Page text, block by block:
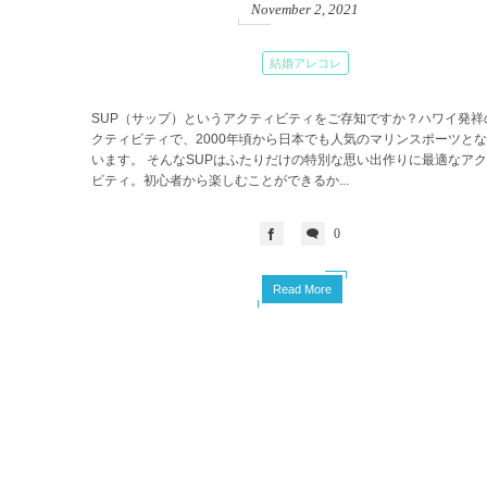
November 2,2021
結婚アレコレ
SUP（サップ）というアクティビティをご存知ですか？ハワイ発祥
クティビティで、2000年頃から日本でも人気のマリンスポーツと
います。 そんなSUPはふたりだけの特別な思い出作りに最適なア
ビティ。初心者から楽しむことができるか...
0
Read More